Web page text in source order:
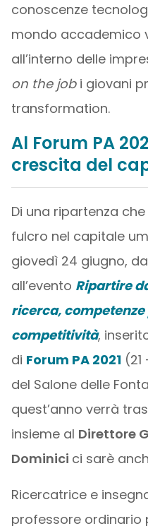
conoscenze
mondo accademico
all’interno delle
on the jobi giovani
transformation.
Al Forum PA
crescita del
Di una ripartenza
fulcro nel capitale
giovedì 24 giugno,
all’evento Ripartire
ricerca, competenze
competitività,
di Forum PA 2021(21
del Salone delle
quest’anno verrà
insieme al Direttore
Dominici ci sarè
Ricercatrice e
professore ordinario